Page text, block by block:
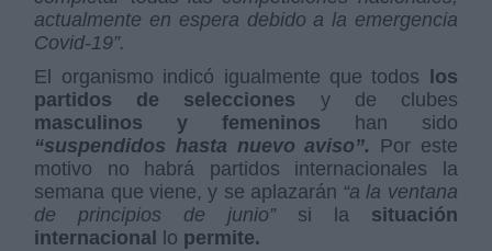
actualmente en espera debido a la emergencia
Covid-19”.
El organismo indicó igualmente que todos
los
partidos de selecciones y de clubes
masculinos y femeninos
han sido
“suspendidos hasta nuevo aviso”. Por este
motivo no habrá partidos internacionales la
semana que viene, y se aplazarán “a la ventana
de principios de junio” si la situación
internacional
lo permite.